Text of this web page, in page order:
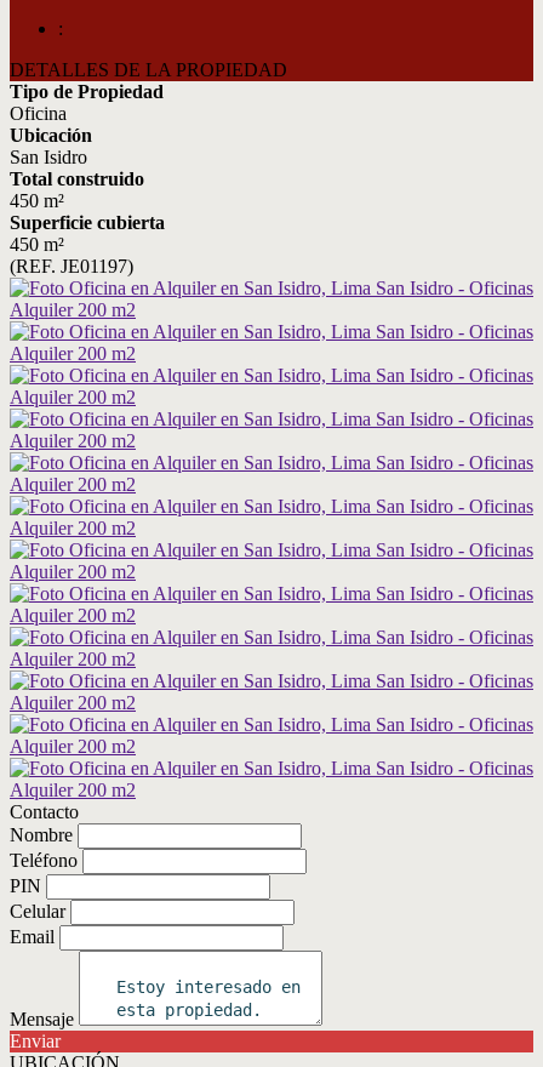
:
DETALLES DE LA PROPIEDAD
Tipo de Propiedad
Oficina
Ubicación
San Isidro
Total construido
450 m²
Superficie cubierta
450 m²
(REF. JE01197)
Contacto
Nombre
Teléfono
PIN
Celular
Email
Mensaje
Enviar